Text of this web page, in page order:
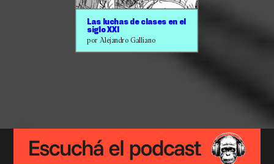
Las luchas de clases en el
siglo XXI
por Alejandro Galliano